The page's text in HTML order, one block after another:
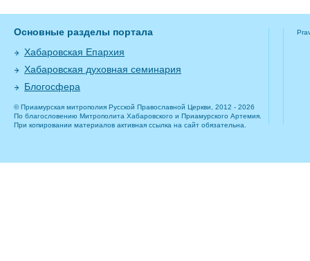
Основные разделы портала
Хабаровская Епархия
Хабаровская духовная семинария
Блогосфера
© Приамурская митрополия Русской Православной Церкви, 2012 - 2026
По благословению Митрополита Хабаровского и Приамурского Артемия.
При копировании материалов активная ссылка на сайт обязательна.